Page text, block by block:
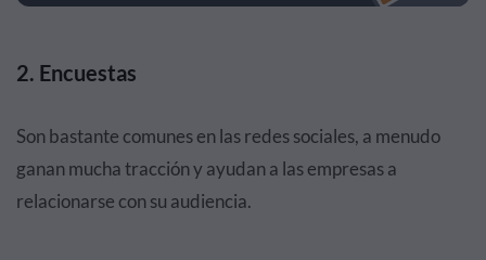
2. Encuestas
Son bastante comunes en las redes sociales, a menudo
ganan mucha tracción y ayudan a las empresas a
relacionarse con su audiencia.